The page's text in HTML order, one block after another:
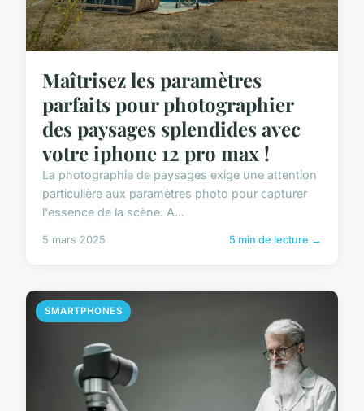
Maîtrisez les paramètres
parfaits pour photographier
des paysages splendides avec
votre iphone 12 pro max !
La photographie de paysages exige une attention
particulière aux paramètres photo pour capturer
l'essence de la scène. A...
5 mars 2025 5 min de lecture →
SMARTPHONES